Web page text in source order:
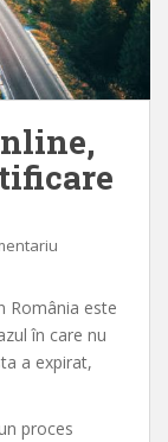
România este
în care nu
a expirat,
proces